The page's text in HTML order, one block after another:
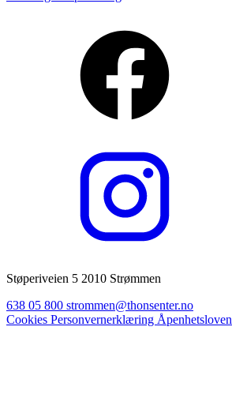
Støperiveien 5 2010 Strømmen
638 05 800 strommen@thonsenter.no
Cookies Personvernerklæring Åpenhetsloven